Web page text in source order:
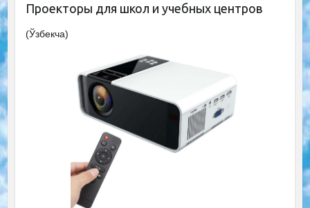
Проекторы для школ и учебных центров
(Ўзбекча)